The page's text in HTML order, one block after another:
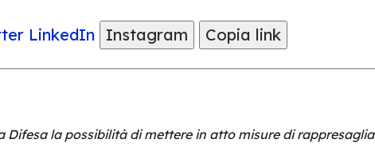
LinkedIn Instagram Copia link
la possibilità di mettere in atto misure di rappresaglia